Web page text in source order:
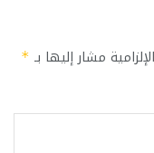
مشار إليها بـ *